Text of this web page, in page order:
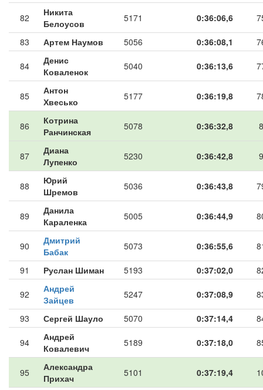
82
Никита
Белоусов
5171 0:36:06,6
83 Артем Наумов 5056 0:36:08,1
84
Денис
Коваленок
5040 0:36:13,6
85
Антон
Хвесько
5177 0:36:19,8
86
Котрина
Ранчинская
5078 0:36:32,8 8
87
Диана
Лупенко
5230 0:36:42,8 9
88
Юрий
Шремов
5036 0:36:43,8
89
Данила
Караленка
5005 0:36:44,9
90
Дмитрий
Бабак
5073 0:36:55,6
91 Руслан Шиман 5193 0:37:02,0
92
Андрей
Зайцев
5247 0:37:08,9
93 Сергей Шауло 5070 0:37:14,4
94
Андрей
Ковалевич
5189 0:37:18,0
95
Александра
Прихач
5101 0:37:19,4